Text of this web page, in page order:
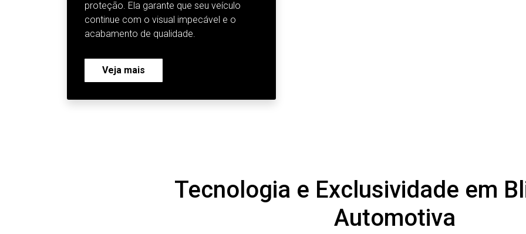
proteção. Ela garante que seu veículo
continue com o visual impecável e o
acabamento de qualidade.
Veja mais
Tecnologia e Exclusividade em
Automotiva